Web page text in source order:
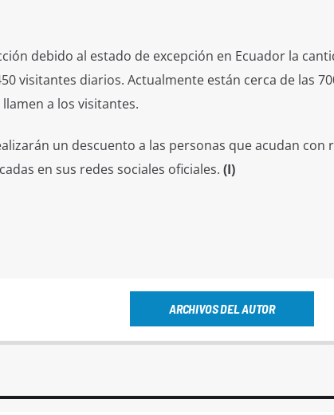
debido al estado de excepción en Ecuador la
visitantes diarios. Actualmente están cerca de las
a los visitantes.
un descuento a las personas que acudan con
en sus redes sociales oficiales. (I)
ARCHIVOS DEL AUTOR